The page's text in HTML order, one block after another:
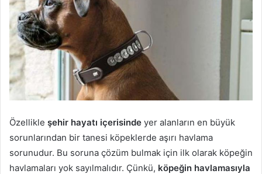
Özellikle şehir hayatı içerisinde yer alanların en büyük
sorunlarından bir tanesi köpeklerde aşırı havlama
sorunudur. Bu soruna çözüm bulmak için ilk olarak köpeğin
havlamaları yok sayılmalıdır. Çünkü, köpeğin havlamasıyla